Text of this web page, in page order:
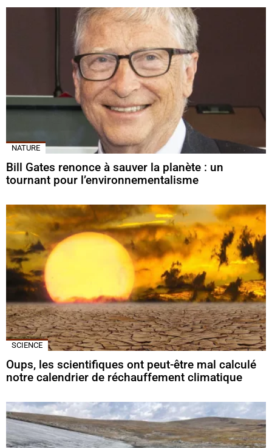
NATURE
Bill Gates renonce à sauver la planète : un
tournant pour l’environnementalisme
SCIENCE
Oups, les scientifiques ont peut-être mal calculé
notre calendrier de réchauffement climatique